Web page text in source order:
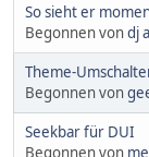
So sieht er
Begonnen vondj
Theme-
Begonnen von
Seekbar für DUI
Begonnen von